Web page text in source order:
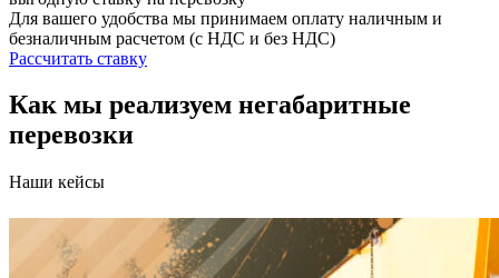
Для вашего удобства мы принимаем оплату наличным и
безналичным расчетом (с НДС и без НДС)
Рассчитать ставку
Как мы реализуем негабаритные
перевозки
Наши кейсы